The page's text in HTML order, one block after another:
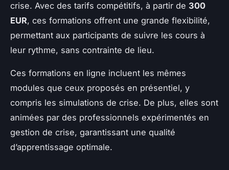
crise. Avec des tarifs compétitifs, à partir de 300
EUR, ces formations offrent une grande flexibilité,
permettant aux participants de suivre les cours à
leur rythme, sans contrainte de lieu.
Ces formations en ligne incluent les mêmes
modules que ceux proposés en présentiel, y
compris les simulations de crise. De plus, elles sont
animées par des professionnels expérimentés en
gestion de crise, garantissant une qualité
d’apprentissage optimale.